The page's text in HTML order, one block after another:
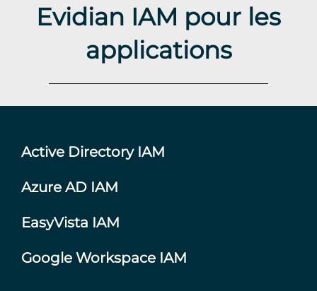
Evidian IAM pour les
applications
Active Directory IAM
Azure AD IAM
EasyVista IAM
Google Workspace IAM